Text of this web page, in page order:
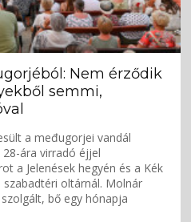
Nem érződik
semmi,
a međugorjei vandál
28-ára virradó éjjel
a Jelenések hegyén és a Kék
oltárnál. Molnár
bő egy hónapja